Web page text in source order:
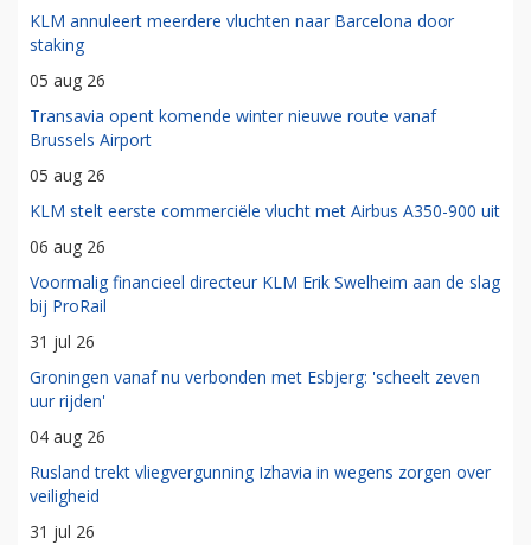
KLM annuleert meerdere vluchten naar Barcelona door
staking
05 aug 26
Transavia opent komende winter nieuwe route vanaf
Brussels Airport
05 aug 26
KLM stelt eerste commerciële vlucht met Airbus A350-900 uit
06 aug 26
Voormalig financieel directeur KLM Erik Swelheim aan de slag
bij ProRail
31 jul 26
Groningen vanaf nu verbonden met Esbjerg: 'scheelt zeven
uur rijden'
04 aug 26
Rusland trekt vliegvergunning Izhavia in wegens zorgen over
veiligheid
31 jul 26